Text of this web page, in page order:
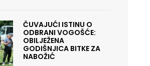
ČUVAJUĆI ISTINU O
ODBRANI VOGOŠĆE:
OBILJEŽENA
GODIŠNJICA BITKE ZA
NABOŽIĆ